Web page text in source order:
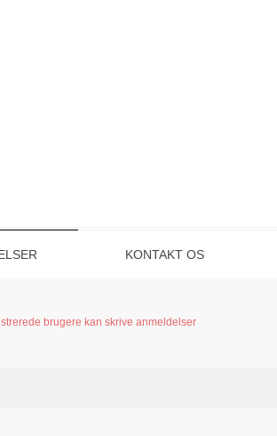
KONTAKT OS
brugere kan skrive anmeldelser